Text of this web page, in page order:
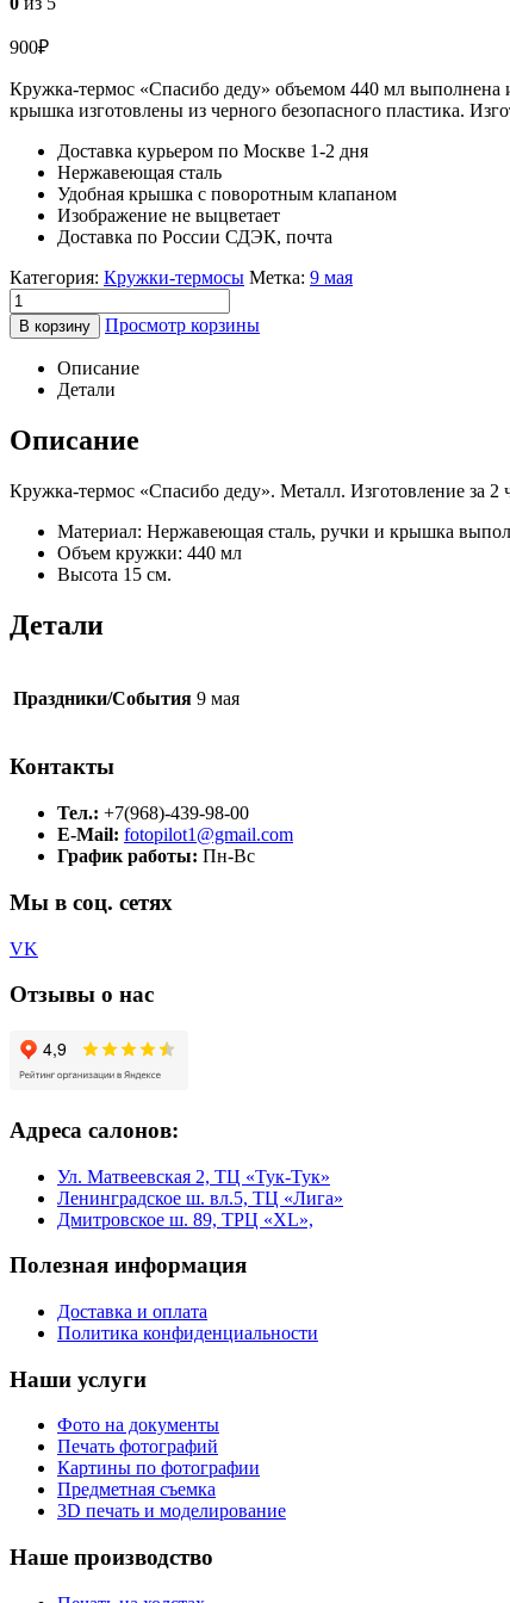
900₽
Кружка-термос «Спасибо деду» объемом 440 мл
крышка изготовлены из черного безопасного пластика.
Доставка курьером по Москве 1-2 дня
Нержавеющая сталь
Удобная крышка с поворотным клапаном
Изображение не выцветает
Доставка по России СДЭК, почта
Категория: Кружки-термосы Метка: 9 мая
В корзину Просмотр корзины
Описание
Детали
Описание
Кружка-термос «Спасибо деду». Металл. Изготовление за
Материал: Нержавеющая сталь, ручки и крышка
Объем кружки: 440 мл
Высота 15 см.
Детали
Праздники/События 9 мая
Контакты
Тел.: +7(968)-439-98-00
E-Mail: fotopilot1@gmail.com
График работы: Пн-Вс
Мы в соц. сетях
VK
Отзывы о нас
Адреса салонов:
Ул. Матвеевская 2, ТЦ «Тук-Тук»
Ленинградское ш. вл.5, ТЦ «Лига»
Дмитровское ш. 89, ТРЦ «XL»,
Полезная информация
Доставка и оплата
Политика конфиденциальности
Наши услуги
Фото на документы
Печать фотографий
Картины по фотографии
Предметная съемка
3D печать и моделирование
Наше производство